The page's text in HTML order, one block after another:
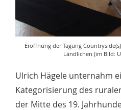
Eröffnung der Tagung
Ländlichen (im Bild:
Ulrich Hägele unternahm
Kategorisierung des
der Mitte des 19.